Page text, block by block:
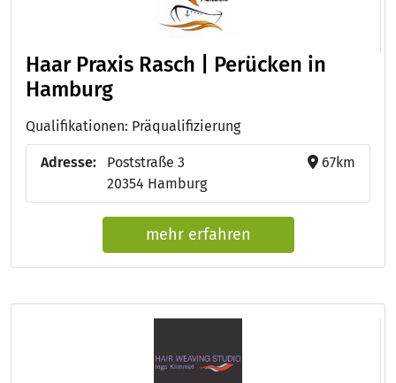
Haar Praxis Rasch | Perücken in
Hamburg
Qualifikationen: Präqualifizierung
Adresse:
Poststraße 3
20354 Hamburg
67km
mehr erfahren